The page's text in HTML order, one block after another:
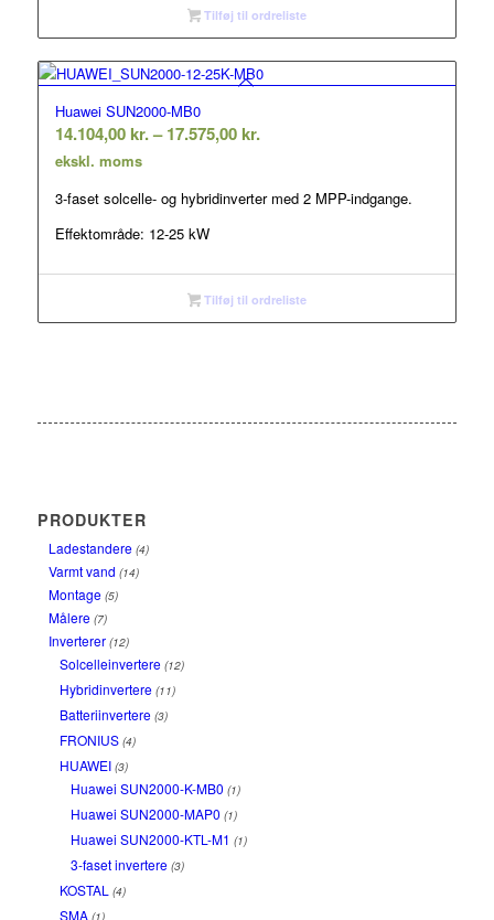
Tilføj til ordreliste
Huawei SUN2000-MB0
14.104,00 kr.– 17.575,00 kr.Prisinterval:
17.575,00 kr.
ekskl. moms
3-faset solcelle- og hybridinverter med 2 MPP-indgange.
Effektområde: 12-25 kW
Tilføj til ordreliste
PRODUKTER
Ladestandere (4)
Varmt vand (14)
Montage (5)
Målere (7)
Inverterer (12)
Solcelleinvertere (12)
Hybridinvertere (11)
Batteriinvertere (3)
FRONIUS (4)
HUAWEI (3)
Huawei SUN2000-K-MB0 (1)
Huawei SUN2000-MAP0 (1)
Huawei SUN2000-KTL-M1 (1)
3-faset invertere (3)
KOSTAL (4)
SMA